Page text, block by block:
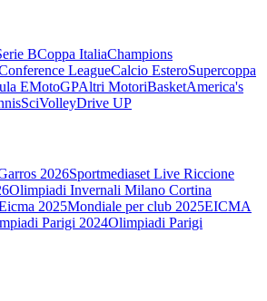
BCoppa ItaliaChampions
LeagueCalcio EsteroSupercoppa
EMotoGPAltri MotoriBasketAmerica's
SciVolleyDrive UP
2026Sportmediaset Live Riccione
Olimpiadi Invernali Milano Cortina
2025Mondiale per club 2025EICMA
Parigi 2024Olimpiadi Parigi